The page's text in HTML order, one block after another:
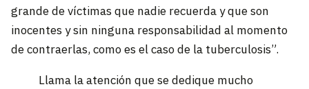
grande de víctimas que nadie recuerda y que son
inocentes y sin ninguna responsabilidad al momento
de contraerlas, como es el caso de la tuberculosis”.
Llama la atención que se dedique mucho